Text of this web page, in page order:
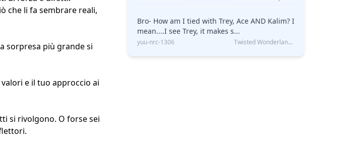
che li fa sembrare reali,
sorpresa più grande si
e il tuo approccio ai
si rivolgono. O forse sei
Bro- How am I tied with Trey, Ace AND Kalim? I
mean....I see Trey, it makes s...
yuu-nrc-1306 Twisted Wonderland Kin Quiz